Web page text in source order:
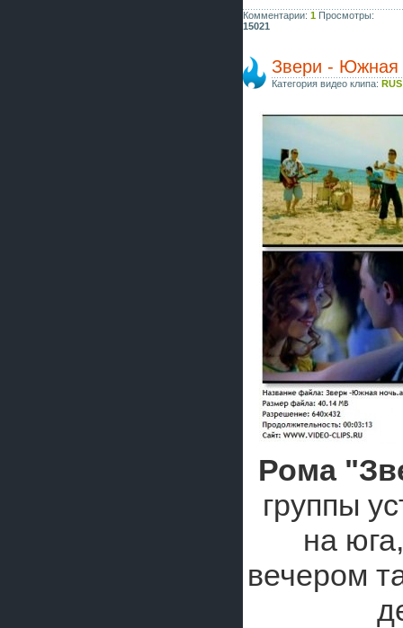
Комментарии: 1 Просмотры:
15021
Звери - Южная
Категория видео клипа: RUS
Рома
группы
на
вечером